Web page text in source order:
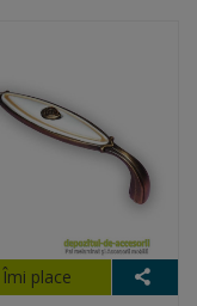
Îmi place